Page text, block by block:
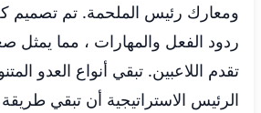
ومعارك رئيس الملحمة. تم تصميم
ردود الفعل والمهارات ، مما يمثل
تقدم اللاعبين. تبقي أنواع العدو
الرئيس الاستراتيجية أن تبقي